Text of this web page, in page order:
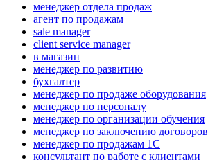
менеджер отдела продаж
агент по продажам
sale manager
client service manager
в магазин
менеджер по развитию
бухгалтер
менеджер по продаже оборудования
менеджер по персоналу
менеджер по организации обучения
менеджер по заключению договоров
менеджер по продажам 1С
консультант по работе с клиентами